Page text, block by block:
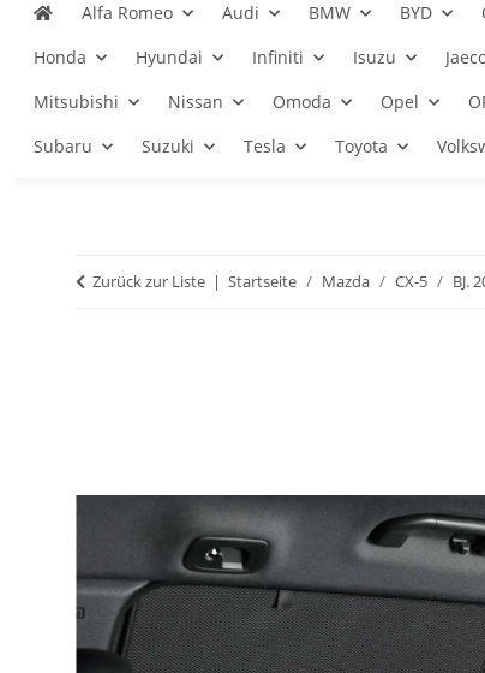
Alfa Romeo Audi BMW BYD
Honda
Hyundai Infiniti Isuzu
Mitsubishi
Nissan Omoda Opel
Subaru
Suzuki Tesla Toyota
Zurück zur Liste Startseite Mazda CX-5 BJ.